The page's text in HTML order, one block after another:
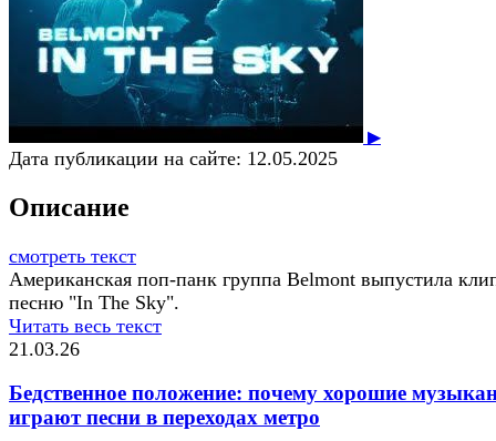
▶
Дата публикации на сайте: 12.05.2025
Описание
смотреть текст
Американская поп-панк группа Belmont выпустила
песню "In The Sky".
Читать весь текст
21.03.26
Бедственное положение: почему хорошие
играют песни в переходах метро